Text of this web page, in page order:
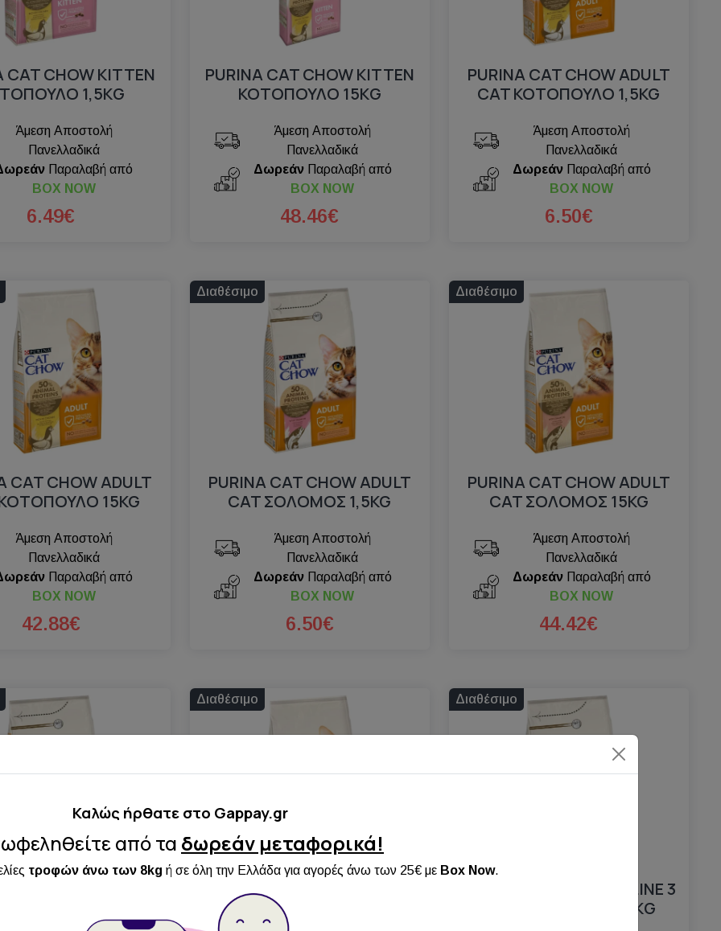
CAT CHOW KITTEN
1,5ΚG
Άμεση Αποστολή
Πανελλαδικά
Παραλαβή από
BOX NOW
6.49€
PURINA CAT CHOW KITTEN
ΚΟΤΟΠΟΥΛΟ 15ΚG
Άμεση Αποστολή
Πανελλαδικά
ΔωρεάνΠαραλαβή από
BOX NOW
48.46€
PURINA CAT CHOW ADULT
CAT ΚΟΤΟΠΟΥΛΟ 1,5KG
Άμεση Αποστολή
Πανελλαδικά
ΔωρεάνΠαραλαβή από
BOX NOW
6.50€
CAT CHOW ADULT
15KG
Άμεση Αποστολή
Πανελλαδικά
Παραλαβή από
BOX NOW
42.88€
Διαθέσιμο
PURINA CAT CHOW ADULT
CAT ΣΟΛΟΜΟΣ 1,5KG
Άμεση Αποστολή
Πανελλαδικά
ΔωρεάνΠαραλαβή από
BOX NOW
6.50€
Διαθέσιμο
PURINA CAT CHOW ADULT
CAT ΣΟΛΟΜΟΣ 15KG
Άμεση Αποστολή
Πανελλαδικά
ΔωρεάνΠαραλαβή από
BOX NOW
44.42€
Διαθέσιμο
PURINA CAT CHOW ADULT
CAT ΠΑΠΙΑ 15KG
Διαθέσιμο
PURINA CAT CHOW FELINE 3
IN 1 ΓΑΛΟΠΟΥΛΑ 1,5ΚG
Καλώς ήρθατε στo Gappay.gr
από τα δωρεάν μεταφορικά!
τροφών άνω των 8kg ή σε όλη την Ελλάδα για αγορές άνω των 25€ με Box Now.